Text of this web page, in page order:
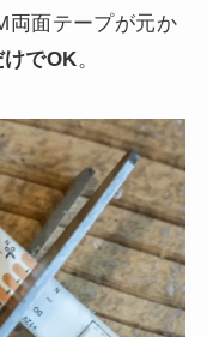
両面テープが元か
けでOK。